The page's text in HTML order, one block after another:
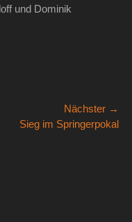
und Dominik
Nächster →
Sieg im Springerpokal